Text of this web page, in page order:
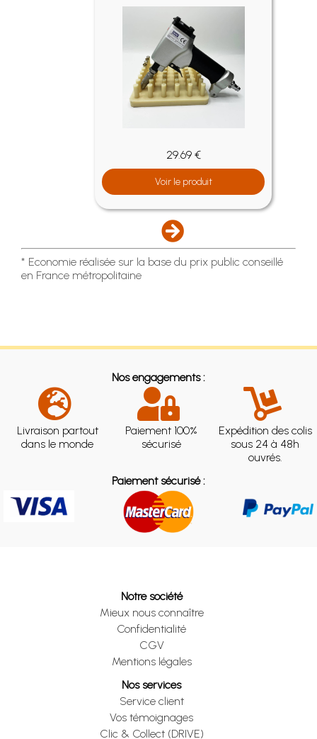
29.69 €
Voir le produit
* Economie réalisée sur la base du prix public conseillé
en France métropolitaine
Nos engagements :
Livraison partout
dans le monde
Paiement 100%
sécurisé
Expédition des colis
sous 24 à 48h
ouvrés.
Paiement sécurisé :
Notre société
Mieux nous connaître
Confidentialité
CGV
Mentions légales
Nos services
Service client
Vos témoignages
Clic & Collect (DRIVE)